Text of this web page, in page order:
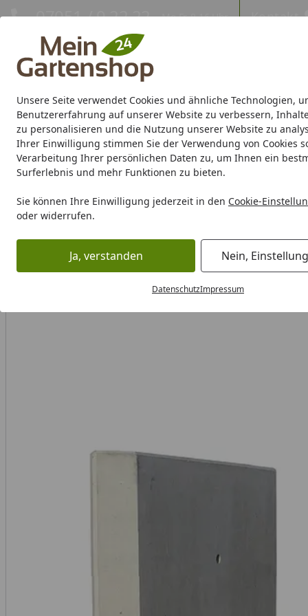
Unsere Seite verwendet Cookies und ähnliche Technologien,
Benutzererfahrung auf unserer Website zu verbessern,
zu personalisieren und die Nutzung unserer Website zu
Ihrer Einwilligung stimmen Sie der Verwendung von Cookies
Verarbeitung Ihrer persönlichen Daten zu, um Ihnen ein
Surferlebnis und mehr Funktionen zu bieten.
Sie können Ihre Einwilligung jederzeit in den Cookie-
oder widerrufen.
Ja, verstanden Nein,
DatenschutzImpressum
Eigene Montage-Teams
07051 / 9 22 22 Mo-Fr. 8-16 Uhr Kontakt
Gartenhaus Gerätehaus Gewächshaus Carport/
Marken Sale %
Karibu Pools inkl.
Dein Traumpool im Sorglos-
Gartenbau Randsteine L-Steine Diephaus L-Stein -